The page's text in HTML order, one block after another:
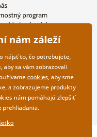
program
kladené otázky
spolupráca
nám záleží
nájsť to, čo potrebujete,
sa vám zobrazovali
cookies, aby sme
a zobrazujeme produkty
nám pomáhajú zlepšiť
prehliadania.